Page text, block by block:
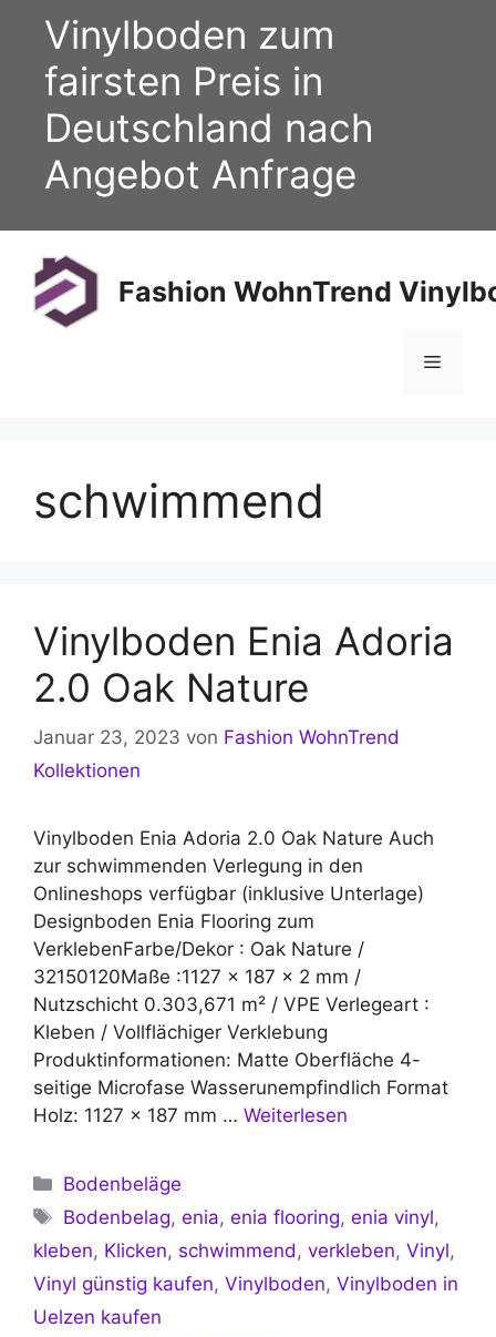
springen
Vinylboden zum
fairsten Preis in
Deutschland nach
Angebot Anfrage
Fashion WohnTrend
Menü
schwimmend
Vinylboden Enia Adoria
2.0 Oak Nature
Januar 23, 2023 von Fashion WohnTrend
Kollektionen
Vinylboden Enia Adoria 2.0 Oak Nature Auch
zur schwimmenden Verlegung in den
Onlineshops verfügbar (inklusive Unterlage)
Designboden Enia Flooring zum
VerklebenFarbe/Dekor : Oak Nature /
32150120Maße :1127 x 187 x 2 mm /
Nutzschicht 0.303,671 m² / VPE Verlegeart :
Kleben / Vollflächiger Verklebung
Produktinformationen: Matte Oberfläche 4-
seitige Microfase Wasserunempfindlich Format
Holz: 1127 × 187 mm … Weiterlesen
Kategorien
Bodenbeläge
Schlagwörter
Bodenbelag,enia,enia flooring,enia vinyl,
kleben, Klicken, schwimmend , verkleben, Vinyl,
Vinyl günstig kaufen, Vinylboden, Vinylboden in
Uelzen kaufen